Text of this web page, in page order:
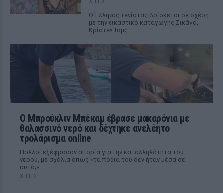
Ο Έλληνας τενίστας βρίσκεται σε σχέση
με την εικαστικό καταγωγής Σικάγο,
Κρίστεν Τομς
Ο Μπρούκλιν Μπέκαμ έβρασε μακαρόνια με
θαλασσινό νερό και δέχτηκε ανελέητο
τρολάρισμα online
Πολλοί εξέφρασαν απορία για την καταλληλότητα του
νερού, με σχόλια όπως «τα πόδια του δεν ήταν μέσα σε
αυτό;»
ΧΤΕΣ